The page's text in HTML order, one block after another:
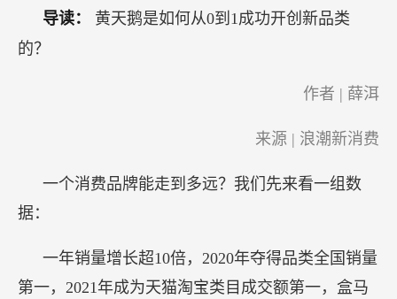
导读： 黄天鹅是如何从0到1成功开创新品类
的？
作者 | 薛洱
来源 | 浪潮新消费
一个消费品牌能走到多远？我们先来看一组数
据：
一年销量增长超10倍，2020年夺得品类全国销量
第一，2021年成为天猫淘宝类目成交额第一，盒马